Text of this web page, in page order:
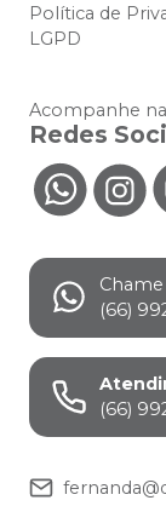
Política de
LGPD
Acompanhe
Redes
(66)
(66)